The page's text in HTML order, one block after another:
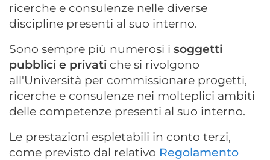
ricerche e consulenze nelle diverse
discipline presenti al suo interno.
Sono sempre più numerosi i soggetti
pubblici e privati che si rivolgono
all'Università per commissionare progetti,
ricerche e consulenze nei molteplici ambiti
delle competenze presenti al suo interno.
Le prestazioni espletabili in conto terzi,
come previsto dal relativo Regolamento